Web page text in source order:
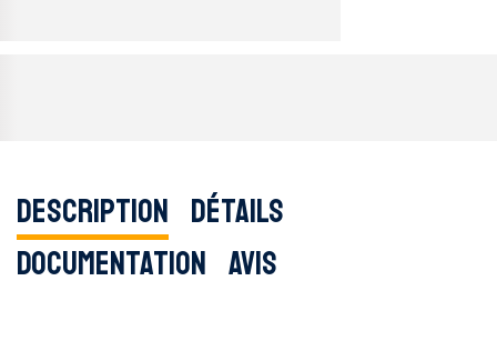
Description Détails
Documentation Avis